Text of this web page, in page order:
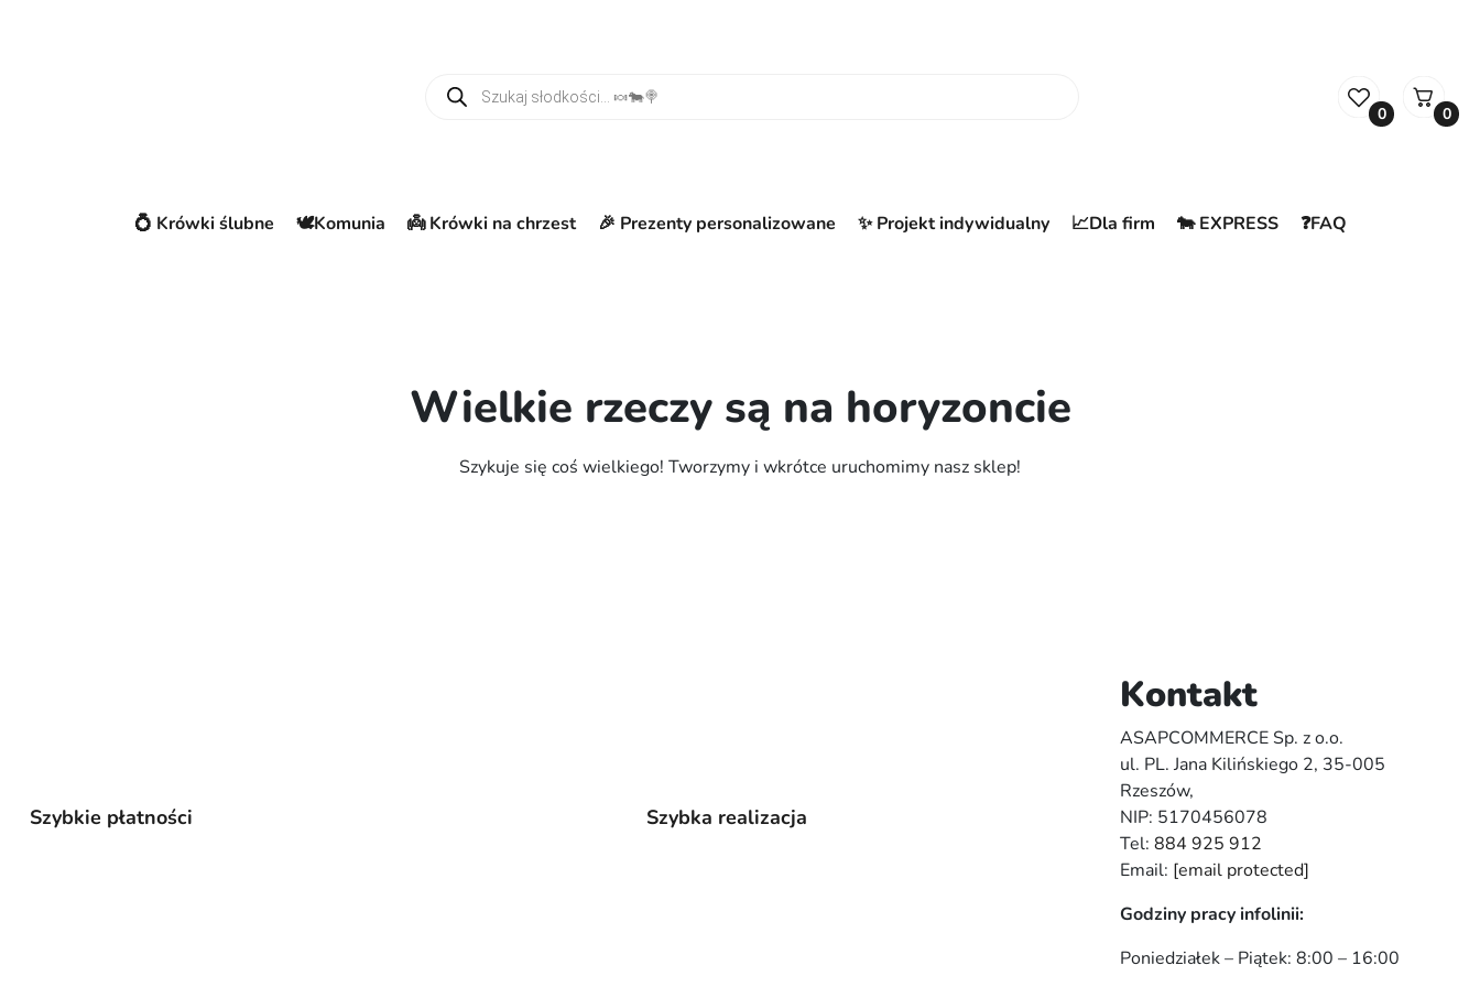
0 0
💍 Krówki ślubne 🕊️Komunia 👼 Krówki na chrzest 🎉 Prezenty personalizowane ✨ Projekt indywidualny 📈Dla firm 🐄 EXPRESS ❓FAQ
Wielkie rzeczy są na horyzoncie
Szykuje się coś wielkiego! Tworzymy i wkrótce uruchomimy nasz sklep!
Szybkie płatności Szybka realizacja
Kontakt
ASAPCOMMERCE Sp. z o.o.
ul. PL. Jana Kilińskiego 2, 35-005
Rzeszów,
NIP: 5170456078
Tel: 884 925 912
Email: [email protected]
Godziny pracy infolinii:
Poniedziałek – Piątek: 8:00 – 16:00